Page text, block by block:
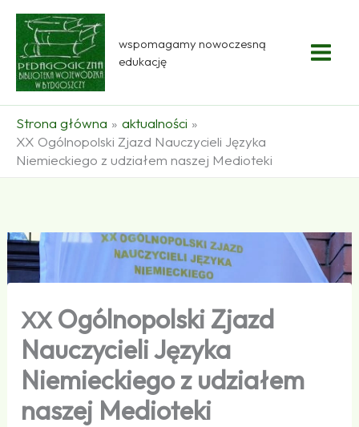
Przejdź
treści
wspomagamy nowoczesną
edukację
Strona główna
aktualności
XX Ogólnopolski Zjazd Nauczycieli Języka
Niemieckiego z udziałem naszej Medioteki
XX Ogólnopolski Zjazd
Nauczycieli Języka
Niemieckiego z udziałem
naszej Medioteki